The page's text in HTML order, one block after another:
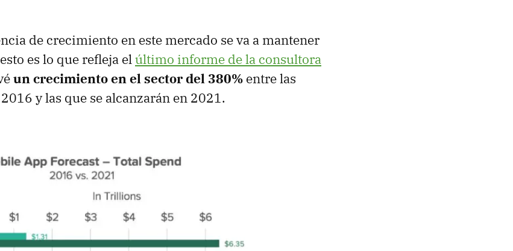
de crecimiento en este mercado se va a mantener
es lo que refleja elúltimo informe de la consultora
un crecimiento en el sector del 380% entre las
y las que se alcanzarán en 2021.